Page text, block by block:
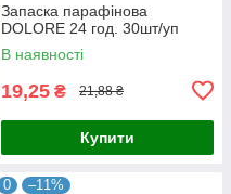
Запаска парафінова
DOLORE 24 год. 30шт/уп
В наявності
19,25 ₴ 21,88 ₴
Купити
0 –11%